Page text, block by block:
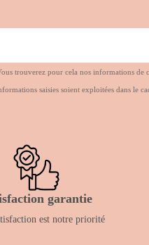
trouverez pour cela nos informations de
saisies soient exploitées dans le
garantie
est notre priorité